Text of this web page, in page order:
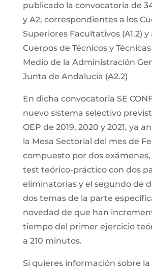
publicado la convocatoria de
y A2, correspondientes a los
Superiores Facultativos (A1.2) y
Cuerpos de Técnicos y
Medio de la Administración
Junta de Andalucía (A2.2)
En dicha convocatoria SE
nuevo sistema selectivo
OEP de 2019, 2020 y 2021, ya
la Mesa Sectorial del mes de
compuesto por dos
test teórico-práctico con dos
eliminatorias y el segundo de
dos temas de la parte
novedad de que han
tiempo del primer ejercicio
a 210 minutos.
Si quieres información sobre